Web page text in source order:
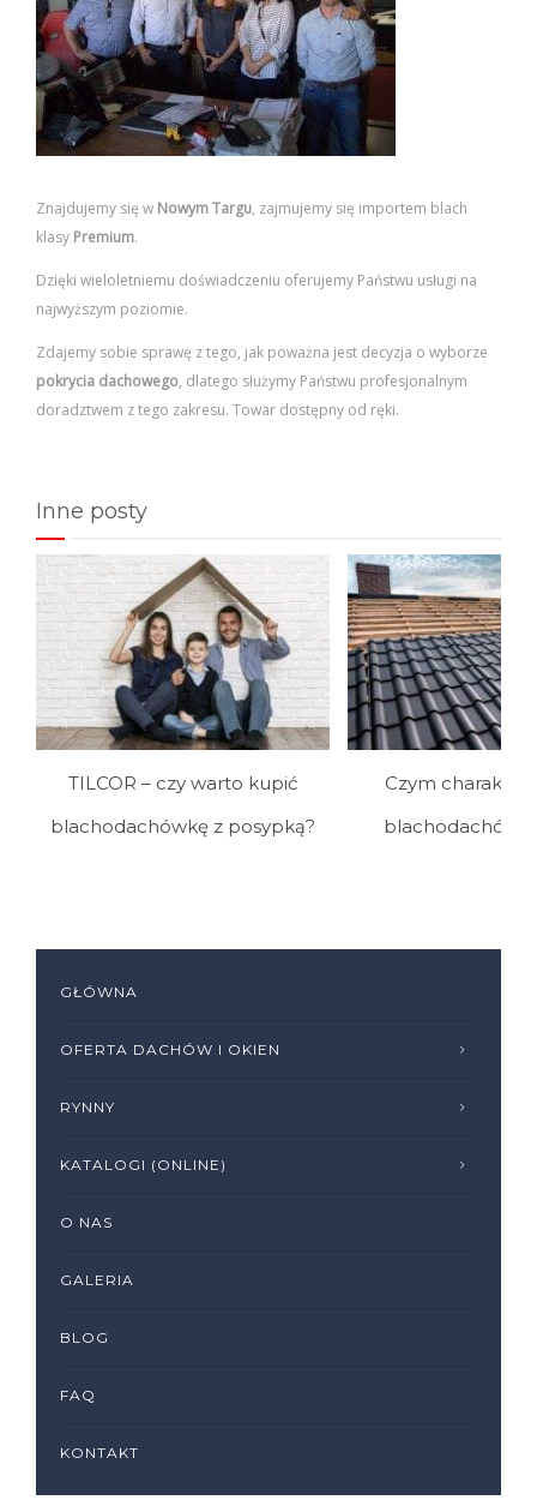
Znajdujemy się w Nowym Targu, zajmujemy się importem blach
klasy Premium.
Dzięki wieloletniemu doświadczeniu oferujemy Państwu usługi na
najwyższym poziomie.
Zdajemy sobie sprawę z tego, jak poważna jest decyzja o wyborze
pokrycia dachowego, dlatego służymy Państwu profesjonalnym
doradztwem z tego zakresu. Towar dostępny od ręki.
Inne posty
TILCOR – czy warto kupić
blachodachówkę z posypką?
Czym
GŁÓWNA
OFERTA DACHÓW I OKIEN
RYNNY
KATALOGI (ONLINE)
O NAS
GALERIA
BLOG
FAQ
KONTAKT